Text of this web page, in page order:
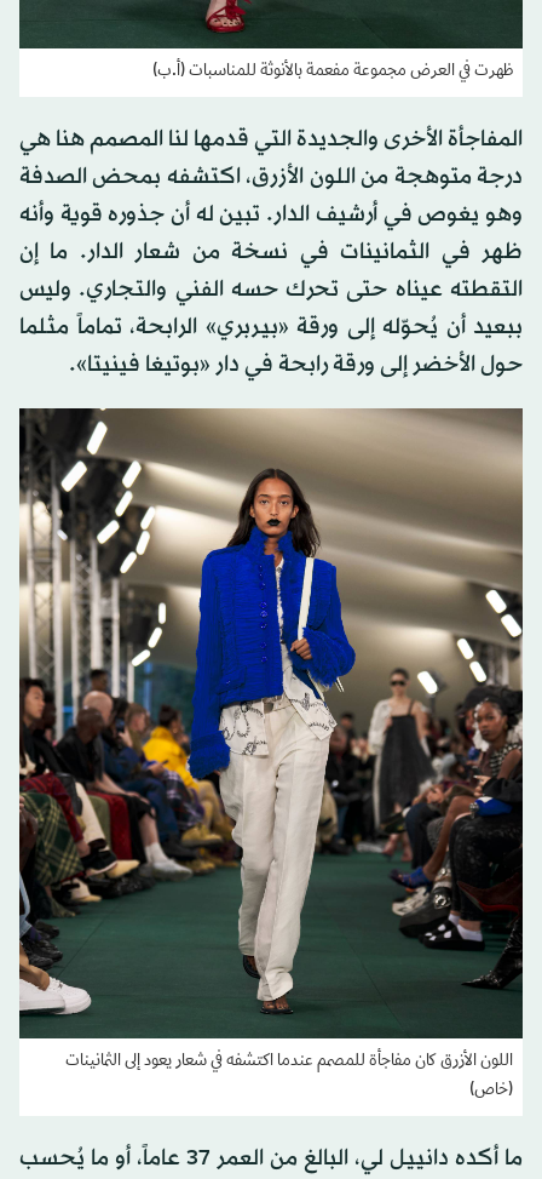
ظهرت في العرض مجموعة مفعمة بالأنوثة للمناسبات (أ.ب)
المفاجأة الأخرى والجديدة التي قدمها لنا المصمم هنا هي
درجة متوهجة من اللون الأزرق، اكتشفه بمحض الصدفة
وهو يغوص في أرشيف الدار. تبين له أن جذوره قوية وأنه
ظهر في الثمانينات في نسخة من شعار الدار. ما إن
التقطته عيناه حتى تحرك حسه الفني والتجاري. وليس
ببعيد أن يُحوّله إلى ورقة «بيربري» الرابحة، تماماً مثلما
حول الأخضر إلى ورقة رابحة في دار «بوتيغا فينيتا».
اللون الأزرق كان مفاجأة للمصمم عندما اكتشفه في شعار يعود إلى الثمانينات
(خاص)
ما أكده دانييل لي، البالغ من العمر 37 عاماً، أو ما يُحسب